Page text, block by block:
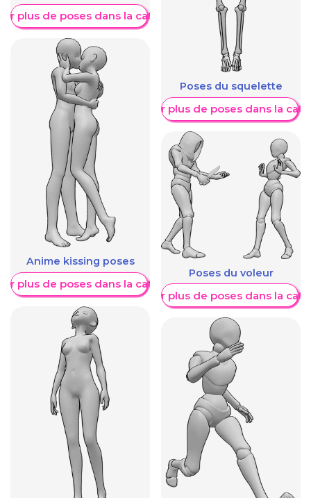
plus de poses dans la catégorie
Anime kissing poses
plus de poses dans la catégorie
Poses du squelette
Afficher plus de poses dans la
Poses du voleur
Afficher plus de poses dans la